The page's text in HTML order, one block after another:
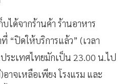
ได้จากร้านค้า ร้านอาหาร
“ปิดให้บริการแล้ว” (เวลา
ระเทศไทยมักเป็น 23.00 น.ไป
าจเหลือเพียง โรงแรม และ